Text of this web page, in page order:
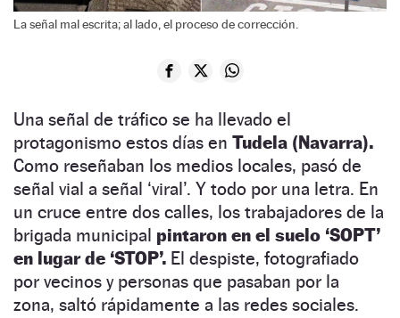
La señal mal escrita; al lado, el proceso de corrección.
Una señal de tráfico se ha llevado el
protagonismo estos días en Tudela (Navarra).
Como reseñaban los medios locales, pasó de
señal vial a señal ‘viral’. Y todo por una letra. En
un cruce entre dos calles, los trabajadores de la
brigada municipal pintaron en el suelo ‘SOPT’
en lugar de ‘STOP’. El despiste, fotografiado
por vecinos y personas que pasaban por la
zona, saltó rápidamente a las redes sociales.